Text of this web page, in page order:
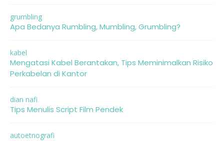
grumbling
Apa Bedanya Rumbling, Mumbling, Grumbling?
kabel
Mengatasi Kabel Berantakan, Tips Meminimalkan Risiko
Perkabelan di Kantor
dian nafi
Tips Menulis Script Film Pendek
autoetnografi